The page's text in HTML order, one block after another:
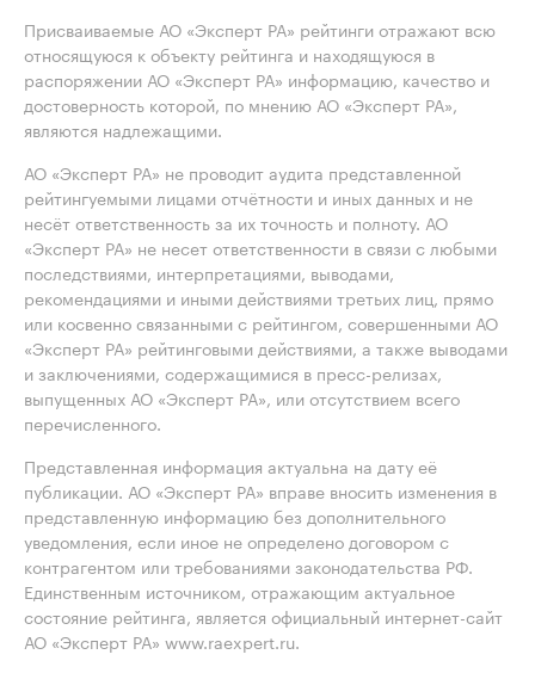
Присваиваемые АО «Эксперт РА» рейтинги отражают всю
относящуюся к объекту рейтинга и находящуюся в
распоряжении АО «Эксперт РА» информацию, качество и
достоверность которой, по мнению АО «Эксперт РА»,
являются надлежащими.
АО «Эксперт РА» не проводит аудита представленной
рейтингуемыми лицами отчётности и иных данных и не
несёт ответственность за их точность и полноту. АО
«Эксперт РА» не несет ответственности в связи с любыми
последствиями, интерпретациями, выводами,
рекомендациями и иными действиями третьих лиц, прямо
или косвенно связанными с рейтингом, совершенными АО
«Эксперт РА» рейтинговыми действиями, а также выводами
и заключениями, содержащимися в пресс-релизах,
выпущенных АО «Эксперт РА», или отсутствием всего
перечисленного.
Представленная информация актуальна на дату её
публикации. АО «Эксперт РА» вправе вносить изменения в
представленную информацию без дополнительного
уведомления, если иное не определено договором с
контрагентом или требованиями законодательства РФ.
Единственным источником, отражающим актуальное
состояние рейтинга, является официальный интернет-сайт
АО «Эксперт РА» www.raexpert.ru.